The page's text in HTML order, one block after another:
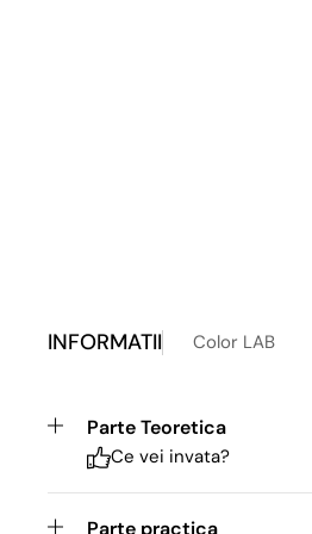
INFORMATII Color LAB
Parte Teoretica
Ce vei invata?
Parte practica